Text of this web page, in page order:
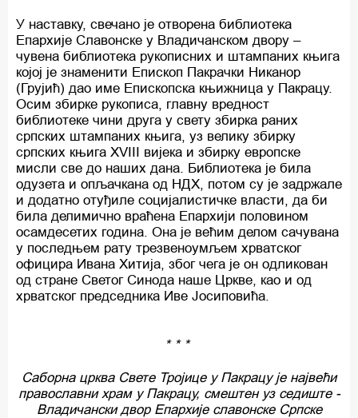
У наставку, свечано је отворена библиотека
Епархије Славонске у Владичанском двору –
чувена библиотека рукописних и штампаних књига
којој је знаменити Епископ Пакрачки Никанор
(Грујић) дао име Епископска књижница у Пакрацу.
Осим збирке рукописа, главну вредност
библиотеке чини друга у свету збирка раних
српских штампаних књига, уз велику збирку
српских књига XVIII вијека и збирку европске
мисли све до наших дана. Библиотека је била
одузета и опљачкана од НДХ, потом су је задржале
и додатно отуђиле социјалистичке власти, да би
била делимично враћена Епархији половином
осамдесетих година. Она је већим делом сачувана
у последњем рату трезвеноумљем хрватског
официра Ивана Хитија, због чега је он одликован
од стране Светог Синода наше Цркве, као и од
хрватског председника Иве Јосиповића.
* * *
Саборна црква Свете Тројице у Пакрацу је највећи
православни храм у Пакрацу, смештен уз седиште -
Владичански двор Епархије славонске Српске